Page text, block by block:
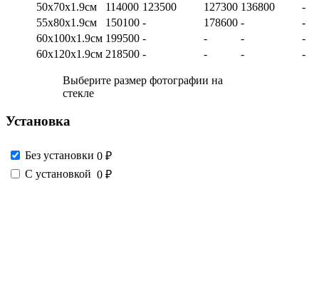
50х70х1.9см
114000 123500 127300 136800
-
55х80х1.9см
150100 - 178600 -
-
60х100х1.9см 199500 - - -
-
60х120х1.9см 218500 - - - -
Выберите размер фотографии на
стекле
Установка
Без установки 0 ₽
С установкой 0 ₽